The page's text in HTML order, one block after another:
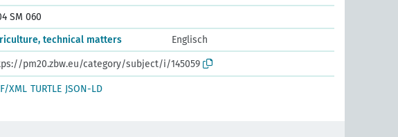
SM 060
technical matters
Englisch
pm20.zbw.eu/category/subject/i/145059
XML TURTLE JSON-LD